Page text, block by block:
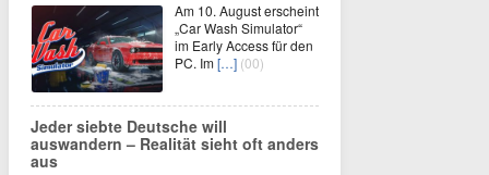
Am 10. August erscheint
„Car Wash Simulator“
im Early Access für den
PC. Im[…] (00)
Jeder siebte Deutsche will
auswandern – Realität sieht oft anders
aus